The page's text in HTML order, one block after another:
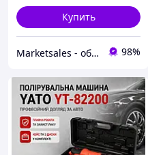
Купить
Marketsales - обладнання та інструменти 98%